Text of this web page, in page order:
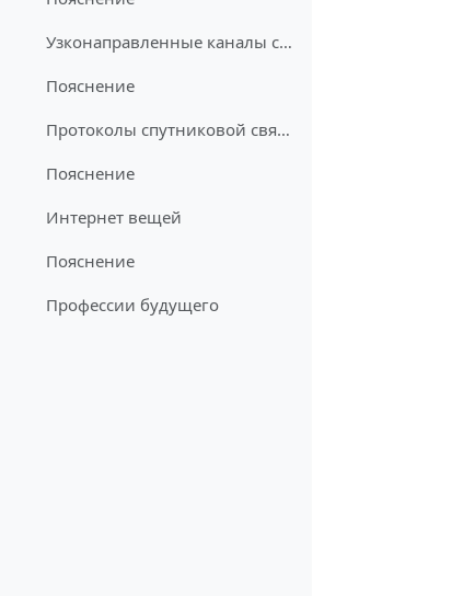
Узконаправленные каналы связи
Пояснение
Протоколы спутниковой связи
Пояснение
Интернет вещей
Пояснение
Профессии будущего